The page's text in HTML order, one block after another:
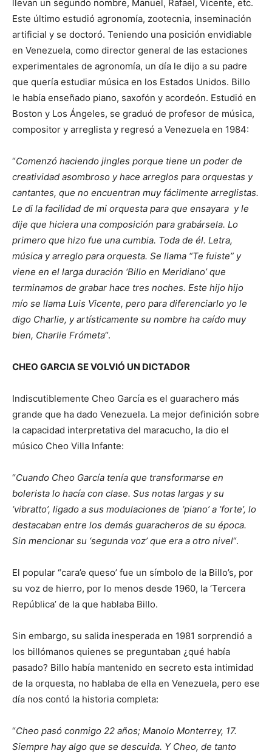
llevan un segundo nombre, Manuel, Rafael, Vicente, etc.
Este último estudió agronomía, zootecnia, inseminación
artificial y se doctoró. Teniendo una posición envidiable
en Venezuela, como director general de las estaciones
experimentales de agronomía, un día le dijo a su padre
que quería estudiar música en los Estados Unidos. Billo
le había enseñado piano, saxofón y acordeón. Estudió en
Boston y Los Ángeles, se graduó de profesor de música,
compositor y arreglista y regresó a Venezuela en 1984:
“Comenzó haciendo jingles porque tiene un poder de
creatividad asombroso y hace arreglos para orquestas y
cantantes, que no encuentran muy fácilmente arreglistas.
Le di la facilidad de mi orquesta para que ensayara y le
dije que hiciera una composición para grabársela. Lo
primero que hizo fue una cumbia. Toda de él. Letra,
música y arreglo para orquesta. Se llama “Te fuiste” y
viene en el larga duración ‘Billo en Meridiano’ que
terminamos de grabar hace tres noches. Este hijo hijo
mío se llama Luis Vicente, pero para diferenciarlo yo le
digo Charlie, y artísticamente su nombre ha caído muy
bien, Charlie Frómeta“.
CHEO GARCIA SE VOLVIÓ UN DICTADOR
Indiscutiblemente Cheo García es el guarachero más
grande que ha dado Venezuela. La mejor definición sobre
la capacidad interpretativa del maracucho, la dio el
músico Cheo Villa Infante:
“Cuando Cheo García tenía que transformarse en
bolerista lo hacía con clase. Sus notas largas y su
‘vibratto’, ligado a sus modulaciones de ‘piano’ a ‘forte’, lo
destacaban entre los demás guaracheros de su época.
Sin mencionar su ‘segunda voz’ que era a otro nivel“.
El popular “cara’e queso’ fue un símbolo de la Billo’s, por
su voz de hierro, por lo menos desde 1960, la ‘Tercera
República’ de la que hablaba Billo.
Sin embargo, su salida inesperada en 1981 sorprendió a
los billómanos quienes se preguntaban ¿qué había
pasado? Billo había mantenido en secreto esta intimidad
de la orquesta, no hablaba de ella en Venezuela, pero ese
día nos contó la historia completa:
“Cheo pasó conmigo 22 años; Manolo Monterrey, 17.
Siempre hay algo que se descuida. Y Cheo, de tanto